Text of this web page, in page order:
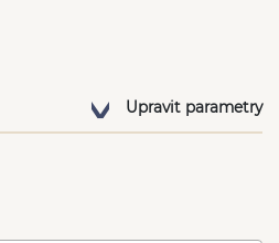
Upravit parametry